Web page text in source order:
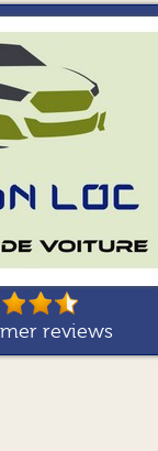
reviews